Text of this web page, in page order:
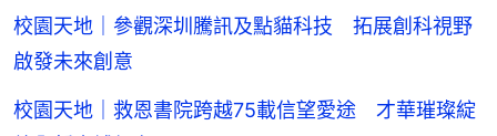
校園天地｜參觀深圳騰訊及點貓科技 拓展創科視野
啟發未來創意
校園天地｜救恩書院跨越75載信望愛途 才華璀璨綻